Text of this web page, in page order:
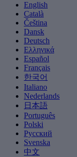
English
Català
Čeština
Dansk
Deutsch
Ελληνικά
Español
Français
한국어
Italiano
Nederlands
日本語
Português
Polski
Русский
Svenska
中文